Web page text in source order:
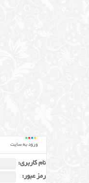
ورود به سایت
نام کاربری:
رمز عبور: